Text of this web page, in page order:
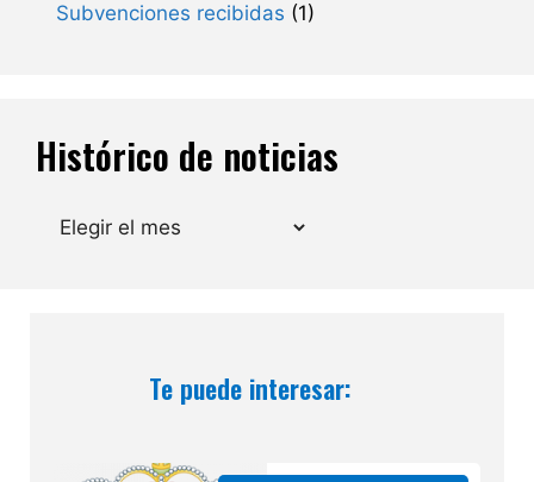
Subvenciones recibidas (1)
Histórico de noticias
Archivos
Te puede interesar: